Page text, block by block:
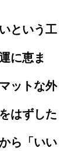
という工
に恵ま
ットな外
はずした
ら「いい